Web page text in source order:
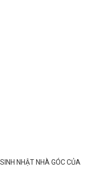
NHẬT NHÀ GÓC CỦA